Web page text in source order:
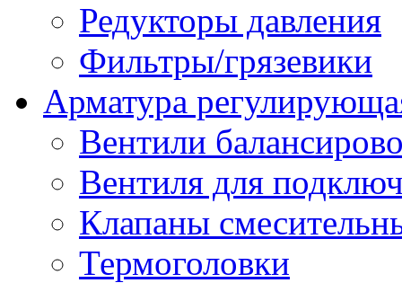
Редукторы давления
Фильтры/грязевики
Арматура
Вентили
Вентиля для
Клапаны
Термоголовки